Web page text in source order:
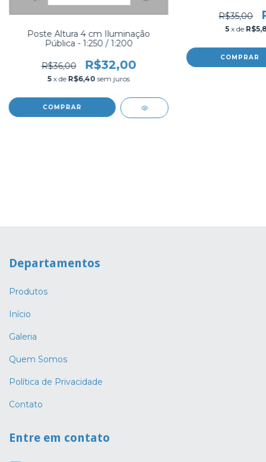
Poste Altura 4 cm Iluminação
Pública - 1:250 / 1:200
R$36,00 R$32,00
5 x de R$6,40 sem juros
COMPRAR
R$35,00
5 x de
COMPRAR
Departamentos
Produtos
Início
Galeria
Quem Somos
Política de Privacidade
Contato
Entre em contato